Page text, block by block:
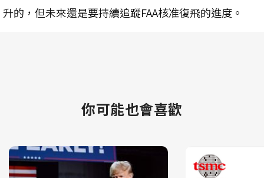
升的，但未來還是要持續追蹤FAA核准復飛的進度。
你可能也會喜歡